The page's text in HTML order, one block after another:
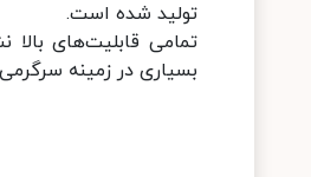
تولید شده است.
تمامی قابلیت‌های
بسیاری در زمینه